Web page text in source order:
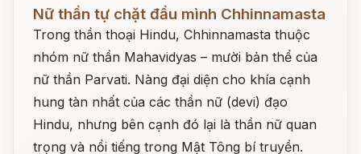
Nữ thần tự chặt đầu mình Chhinnamasta
Trong thần thoại Hindu, Chhinnamasta thuộc
nhóm nữ thần Mahavidyas – mười bản thể của
nữ thần Parvati. Nàng đại diện cho khía cạnh
hung tàn nhất của các thần nữ (devi) đạo
Hindu, nhưng bên cạnh đó lại là thần nữ quan
trọng và nổi tiếng trong Mật Tông bí truyền.